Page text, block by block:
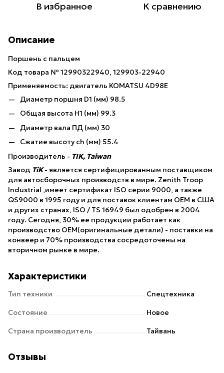
В избранное К сравнению
Описание
Поршень с пальцем
Код товара № 12990322940, 129903-22940
Применяемость: двигатель KOMATSU 4D98E
Диаметр поршня D1 (мм) 98.5
Общая высота Н1 (мм) 99.3
Диаметр вала ПД (мм) 30
Сжатие высоту ch (мм) 55.4
Производитель - TIK, Taiwan
Завод TiK- является сертифицированным поставщиком
для автосборочных производств в мире. Zenith Troop
Industrial ,имеет сертификат ISO серии 9000, а также
QS9000 в 1995 году и для поставок клиентам OEM в США
и других странах, ISO / TS 16949 был одобрен в 2004
году. Сегодня, 30% ее продукции работает как
производство OEM(оригинальные детали) - поставки на
конвеер и 70% производства сосредоточены на
вторичном рынке в мире.
Характеристики
Тип техники Спецтехника
Состояние Новое
Страна производитель Тайвань
Отзывы